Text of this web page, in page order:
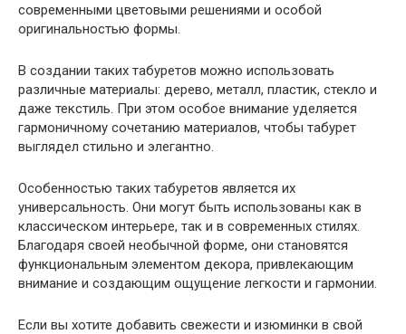
современными цветовыми решениями и особой
оригинальностью формы.
В создании таких табуретов можно использовать
различные материалы: дерево, металл, пластик, стекло и
даже текстиль. При этом особое внимание уделяется
гармоничному сочетанию материалов, чтобы табурет
выглядел стильно и элегантно.
Особенностью таких табуретов является их
универсальность. Они могут быть использованы как в
классическом интерьере, так и в современных стилях.
Благодаря своей необычной форме, они становятся
функциональным элементом декора, привлекающим
внимание и создающим ощущение легкости и гармонии.
Если вы хотите добавить свежести и изюминки в свой